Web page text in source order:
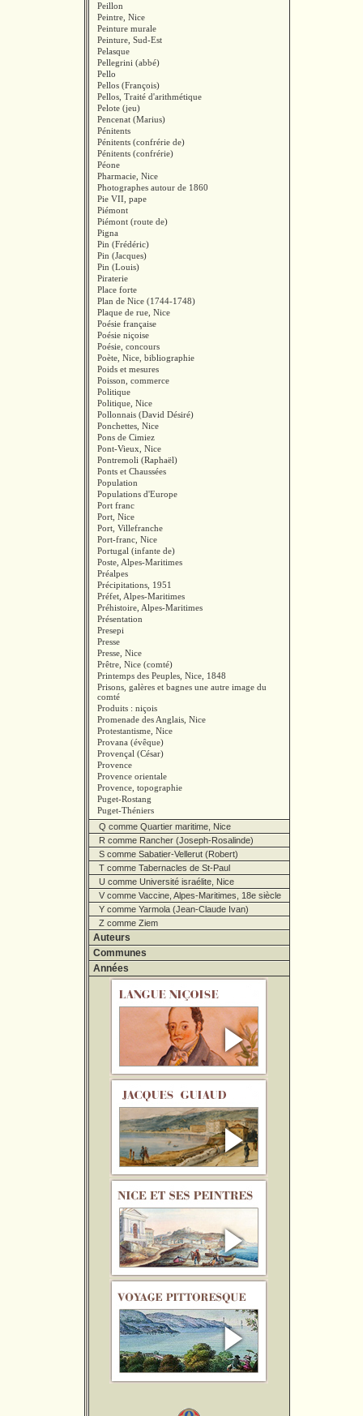
Peillon
Peintre, Nice
Peinture murale
Peinture, Sud-Est
Pelasque
Pellegrini (abbé)
Pello
Pellos (François)
Pellos, Traité d'arithmétique
Pelote (jeu)
Pencenat (Marius)
Pénitents
Pénitents (confrérie de)
Pénitents (confrérie)
Péone
Pharmacie, Nice
Photographes autour de 1860
Pie VII, pape
Piémont
Piémont (route de)
Pigna
Pin (Frédéric)
Pin (Jacques)
Pin (Louis)
Piraterie
Place forte
Plan de Nice (1744-1748)
Plaque de rue, Nice
Poésie française
Poésie niçoise
Poésie, concours
Poète, Nice, bibliographie
Poids et mesures
Poisson, commerce
Politique
Politique, Nice
Pollonnais (David Désiré)
Ponchettes, Nice
Pons de Cimiez
Pont-Vieux, Nice
Pontremoli (Raphaël)
Ponts et Chaussées
Population
Populations d'Europe
Port franc
Port, Nice
Port, Villefranche
Port-franc, Nice
Portugal (infante de)
Poste, Alpes-Maritimes
Préalpes
Précipitations, 1951
Préfet, Alpes-Maritimes
Préhistoire, Alpes-Maritimes
Présentation
Presepi
Presse
Presse, Nice
Prêtre, Nice (comté)
Printemps des Peuples, Nice, 1848
Prisons, galères et bagnes une autre image du
comté
Produits : niçois
Promenade des Anglais, Nice
Protestantisme, Nice
Provana (évêque)
Provençal (César)
Provence
Provence orientale
Provence, topographie
Puget-Rostang
Puget-Théniers
Q comme Quartier maritime, Nice
R comme Rancher (Joseph-Rosalinde)
S comme Sabatier-Vellerut (Robert)
T comme Tabernacles de St-Paul
U comme Université israélite, Nice
V comme Vaccine, Alpes-Maritimes, 18e siècle
Y comme Yarmola (Jean-Claude Ivan)
Z comme Ziem
Auteurs
Communes
Années